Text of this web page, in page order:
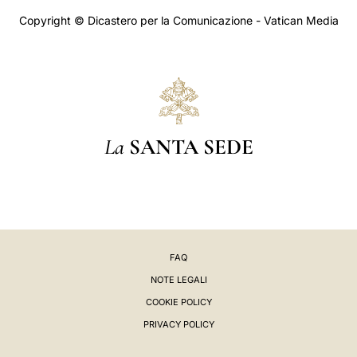
Copyright © Dicastero per la Comunicazione - Vatican Media
La SANTA SEDE
FAQ
NOTE LEGALI
COOKIE POLICY
PRIVACY POLICY